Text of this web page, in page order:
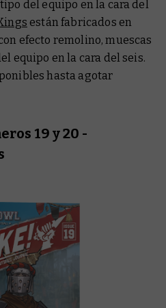
del equipo en la cara del
están fabricados en
efecto remolino, muescas
equipo en la cara del seis.
hasta agotar
19 y 20 -